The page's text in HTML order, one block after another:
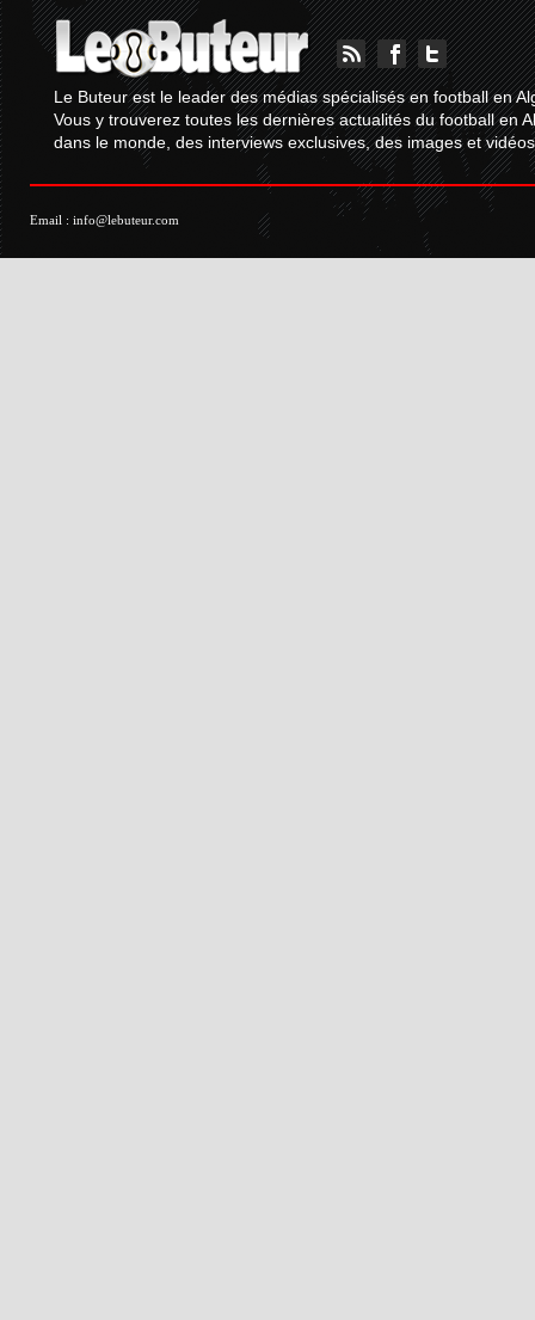
Le Buteur est le leader des médias spécialisés en football en
Vous y trouverez toutes les dernières actualités du football en
dans le monde, des interviews exclusives, des images et
Email : info@lebuteur.com